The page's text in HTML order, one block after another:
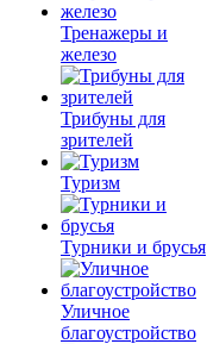
Тренажеры и
железо
Трибуны для
зрителей
Туризм
Турники и брусья
Уличное
благоустройство